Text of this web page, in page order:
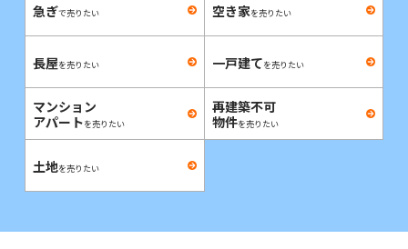
急ぎで売りたい 空き家を売りたい
長屋を売りたい 一戸建てを売りたい
マンション
アパートを売りたい
再建築不可
物件を売りたい
土地を売りたい